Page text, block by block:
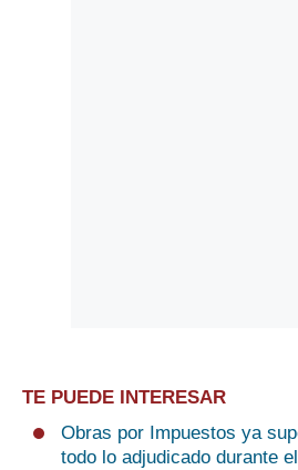
TE PUEDE INTERESAR
Obras por Impuestos ya
todo lo adjudicado durante